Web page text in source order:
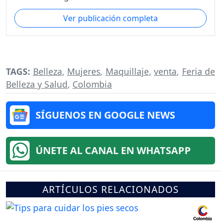
Ver publicación completa
TAGS: Belleza, Mujeres, Maquillaje, venta, Feria de
Belleza y Salud, Colombia
SÍGUENOS EN GOOGLE NEWS
ÚNETE AL CANAL EN WHATSAPP
ARTÍCULOS RELACIONADOS